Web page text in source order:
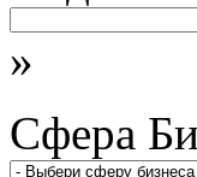
»
Сфера